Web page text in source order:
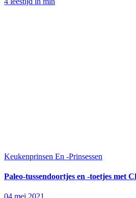
Keukenprinsen En -Prinsessen
Paleo-tussendoortjes en -toetjes met
04 mei 2021